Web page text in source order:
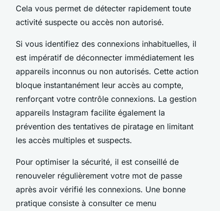
Cela vous permet de détecter rapidement toute
activité suspecte ou accès non autorisé.
Si vous identifiez des connexions inhabituelles, il
est impératif de déconnecter immédiatement les
appareils inconnus ou non autorisés. Cette action
bloque instantanément leur accès au compte,
renforçant votre contrôle connexions. La gestion
appareils Instagram facilite également la
prévention des tentatives de piratage en limitant
les accès multiples et suspects.
Pour optimiser la sécurité, il est conseillé de
renouveler régulièrement votre mot de passe
après avoir vérifié les connexions. Une bonne
pratique consiste à consulter ce menu